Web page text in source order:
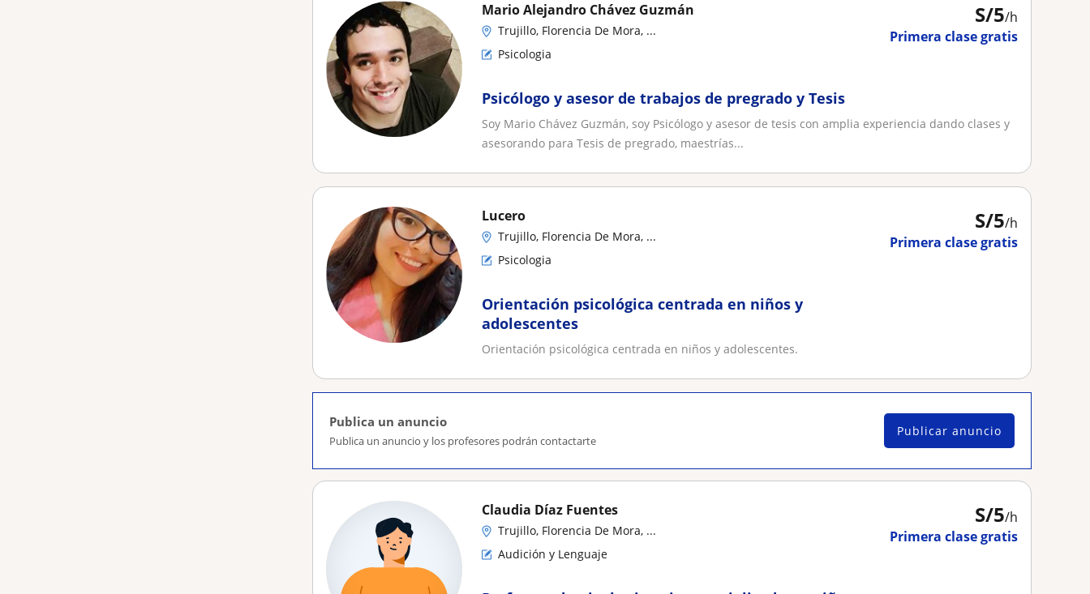
S/5/h
Primera clase gratis
Mario Alejandro Chávez Guzmán
Trujillo, Florencia De Mora, ...
Psicologia
Psicólogo y asesor de trabajos de pregrado y Tesis
Soy Mario Chávez Guzmán, soy Psicólogo y asesor de tesis con amplia experiencia dando clases y
asesorando para Tesis de pregrado, maestrías...
S/5/h
Primera clase gratis
Lucero
Trujillo, Florencia De Mora, ...
Psicologia
Orientación psicológica centrada en niños y
adolescentes
Orientación psicológica centrada en niños y adolescentes.
Publica un anuncio
Publica un anuncio y los profesores podrán contactarte
Publicar anuncio
S/5/h
Primera clase gratis
Claudia Díaz Fuentes
Trujillo, Florencia De Mora, ...
Audición y Lenguaje